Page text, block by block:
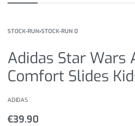
STOCK-RUN›STOCK-RUN 0
Adidas Star Wars
Comfort Slides
ADIDAS
€39.90